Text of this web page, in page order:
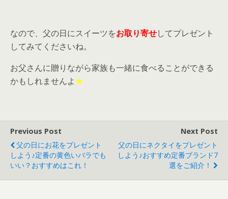
なので、父の日にスイーツをお取り寄せしてプレゼント
してみてくださいね。
お父さんに贈りながら家族も一緒に食べることができる
かもしれませんよ★
Previous Post
父の日にお花をプレゼント
しよう♪定番の黄色いバラでも
いい？おすすめはこれ！
Next Post
父の日にネクタイをプレゼント
しよう♪おすすめ定番ブランド7
選をご紹介！